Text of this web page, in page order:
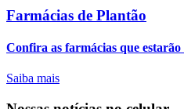
Farmácias de Plantão
Confira as farmácias que
Saiba mais